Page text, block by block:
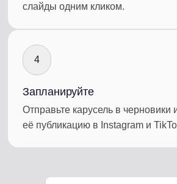
слайды одним кликом.
4
Запланируйте
Отправьте карусель в черновики
её публикацию в Instagram и